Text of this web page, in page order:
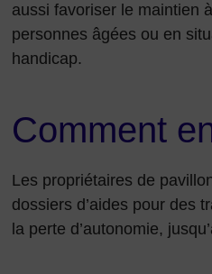
aussi favoriser le maintien
personnes âgées ou en
handicap.
Comment
Les propriétaires de
dossiers d’aides pour des
la perte d’autonomie,